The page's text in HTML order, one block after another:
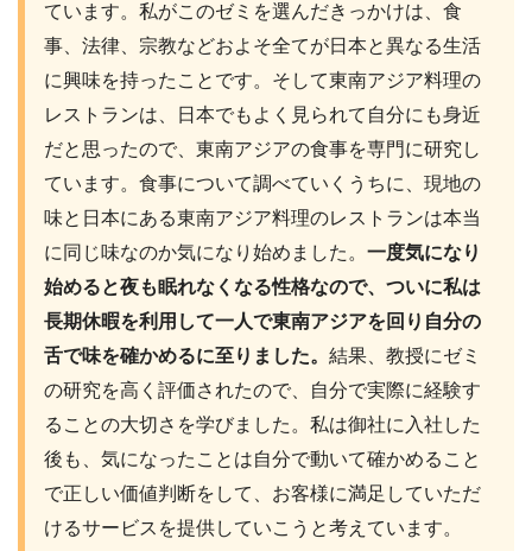
ています。私がこのゼミを選んだきっかけは、食
事、法律、宗教などおよそ全てが日本と異なる生活
に興味を持ったことです。そして東南アジア料理の
レストランは、日本でもよく見られて自分にも身近
だと思ったので、東南アジアの食事を専門に研究し
ています。食事について調べていくうちに、現地の
味と日本にある東南アジア料理のレストランは本当
に同じ味なのか気になり始めました。 一度気になり
始めると夜も眠れなくなる性格なので、ついに私は
長期休暇を利用して一人で東南アジアを回り自分の
舌で味を確かめるに至りました。 結果、教授にゼミ
の研究を高く評価されたので、自分で実際に経験す
ることの大切さを学びました。私は御社に入社した
後も、気になったことは自分で動いて確かめること
で正しい価値判断をして、お客様に満足していただ
けるサービスを提供していこうと考えています。